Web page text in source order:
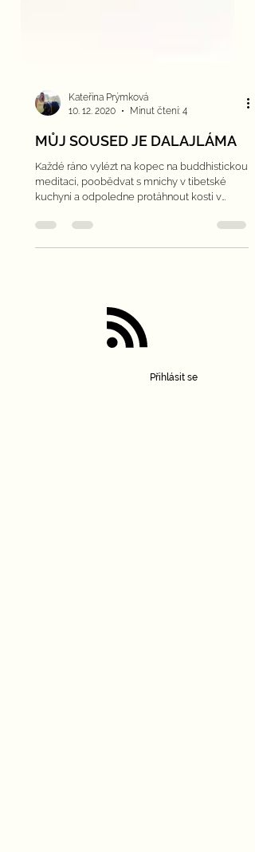
Kateřina Prýmková
10. 12. 2020
Minut čtení: 4
MŮJ SOUSED JE DALAJLÁMA
Každé ráno vylézt na kopec na buddhistickou
meditaci, poobědvat s mnichy v tibetské
centru jógy.